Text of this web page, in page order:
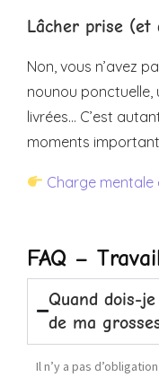
Lâcher prise (et
Non, vous n’avez
nounou ponctuelle,
livrées… C’est
moments
Charge
FAQ –
Quand dois-
de ma
Il n’y a pas